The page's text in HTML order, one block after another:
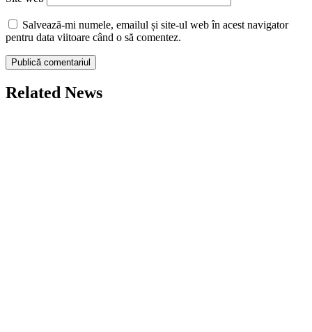
Salvează-mi numele, emailul și site-ul web în acest navigator
pentru data viitoare când o să comentez.
Related News